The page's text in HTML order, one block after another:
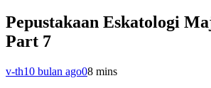
Pepustakaan Eskatologi
Part 7
v-th10 bulan ago08 mins